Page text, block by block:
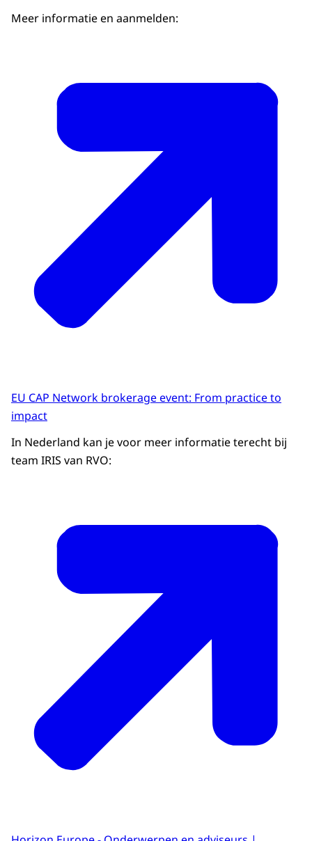
Meer informatie en aanmelden:
EU CAP Network brokerage event: From practice to
impact
In Nederland kan je voor meer informatie terecht bij
team IRIS van RVO: